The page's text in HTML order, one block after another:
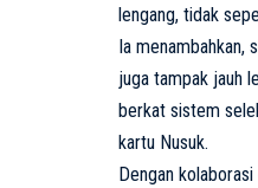
lengang, tidak
Ia
juga tampak jauh
berkat sistem
kartu Nusuk.
Dengan